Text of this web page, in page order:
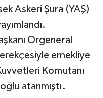
Askeri Şura (YAŞ)
Orgeneral
emekliye
Komutanı
atanmıştı.